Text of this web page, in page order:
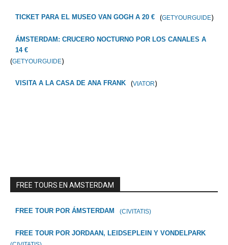
TICKET PARA EL MUSEO VAN GOGH A 20 € (GETYOURGUIDE)
ÁMSTERDAM: CRUCERO NOCTURNO POR LOS CANALES A
14 €
(GETYOURGUIDE)
VISITA A LA CASA DE ANA FRANK (VIATOR)
FREE TOURS EN AMSTERDAM
FREE TOUR POR ÁMSTERDAM (CIVITATIS)
FREE TOUR POR JORDAAN, LEIDSEPLEIN Y VONDELPARK